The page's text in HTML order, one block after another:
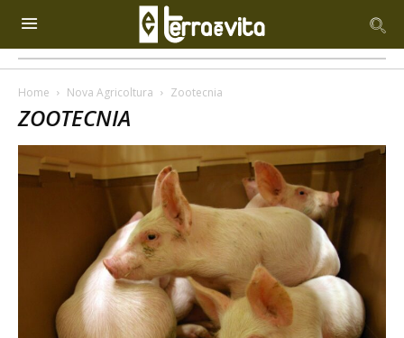
Home Nova Agricoltura Zootecnia
ZOOTECNIA